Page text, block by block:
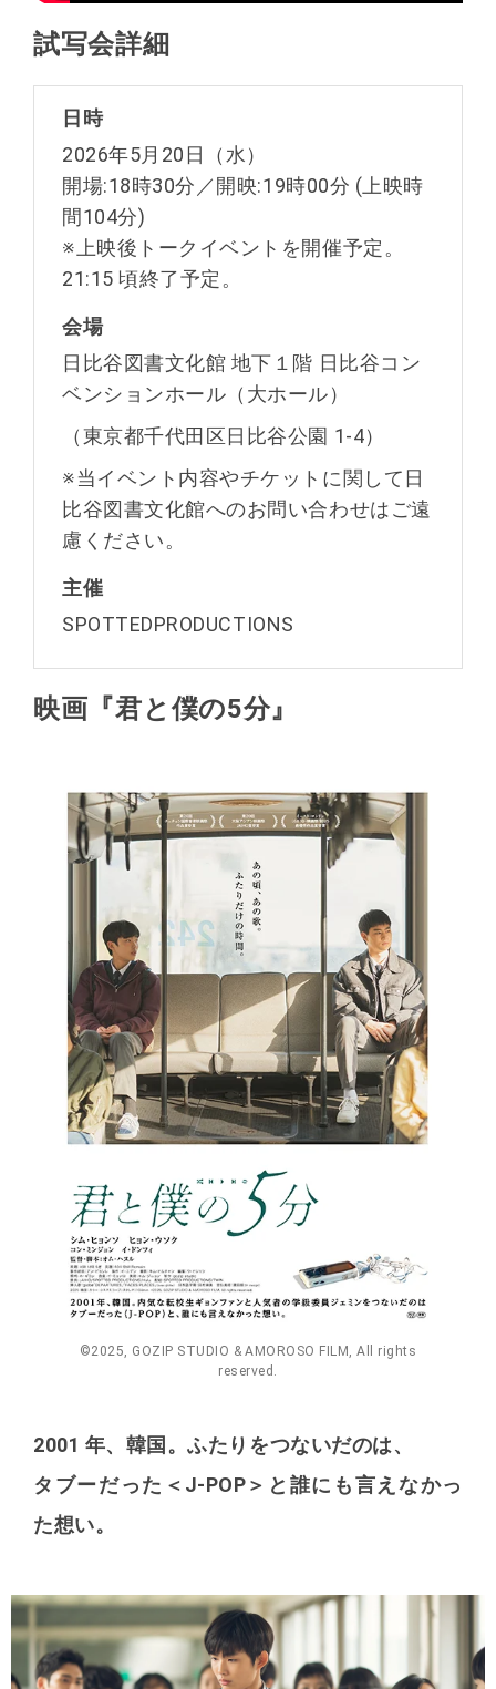
試写会詳細
日時
2026年5月20日（水）
開場:18時30分／開映:19時00分 (上映時
間104分)
※上映後トークイベントを開催予定。
21:15 頃終了予定。
会場
⽇⽐⾕図書⽂化館 地下１階 ⽇⽐⾕コン
ベンションホール（⼤ホール）
（東京都千代⽥区⽇⽐⾕公園 1-4）
※当イベント内容やチケットに関して⽇
⽐⾕図書⽂化館へのお問い合わせはご遠
慮ください。
主催
SPOTTEDPRODUCTIONS
映画『君と僕の5分』
©2025, GOZIP STUDIO & AMOROSO FILM, All rights
reserved.
2001 年、韓国。ふたりをつないだのは、
タブーだった＜J-POP＞と誰にも⾔えなかっ
た想い。